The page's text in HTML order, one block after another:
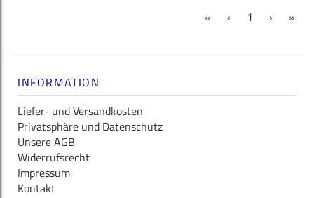
« ‹ 1 (current)
› »
INFORMATION
Liefer- und Versandkosten
Privatsphäre und Datenschutz
Unsere AGB
Widerrufsrecht
Impressum
Kontakt